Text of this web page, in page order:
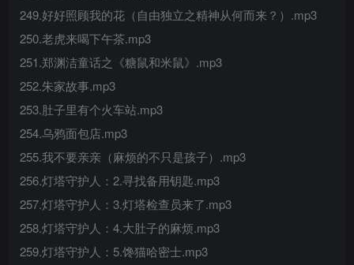
249.好好照顾我的花（自由独立之精神从何而来？）.mp3
250.老虎来喝下午茶.mp3
251.郑渊洁童话之《糖鼠和米鼠》.mp3
252.朱家故事.mp3
253.肚子里有个火车站.mp3
254.乌鸦面包店.mp3
255.我不要亲亲（麻烦的不只是孩子）.mp3
256.灯塔守护人：2.寻找备用钥匙.mp3
257.灯塔守护人：3.灯塔检查员来了.mp3
258.灯塔守护人：4.大肚子的麻烦.mp3
259.灯塔守护人：5.馋猫哈密士.mp3